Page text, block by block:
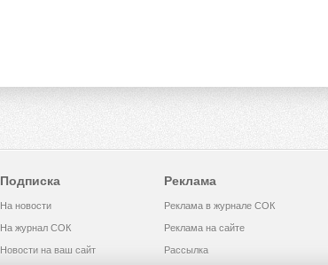
Подписка
На новости
На журнал СОК
Новости на ваш сайт
Реклама
Реклама в журнале СОК
Реклама на сайте
Рассылка